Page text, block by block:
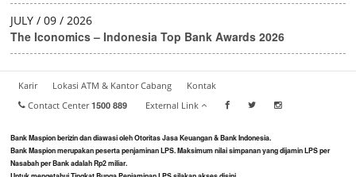
JULY / 09 / 2026
The Iconomics – Indonesia Top Bank Awards 2026
Karir Lokasi ATM & Kantor Cabang
Kontak
Contact Center1500 889 External Link
Bank Maspion berizin dan diawasi oleh Otoritas Jasa Keuangan & Bank Indonesia.
Bank Maspion merupakan peserta penjaminan LPS. Maksimum nilai simpanan yang dijamin LPS per
Nasabah per Bank adalah Rp2 miliar.